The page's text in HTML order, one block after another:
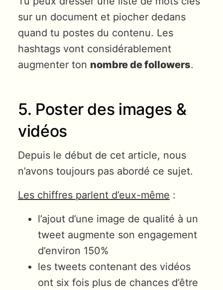
sur un document et piocher dedans
quand tu postes du contenu. Les
hashtags vont considérablement
augmenter ton nombre de followers.
5. Poster des images &
vidéos
Depuis le début de cet article, nous
n’avons toujours pas abordé ce sujet.
Les chiffres parlent d’eux-même :
l’ajout d’une image de qualité à un
tweet augmente son engagement
d’environ 150%
les tweets contenant des vidéos
ont six fois plus de chances d’être